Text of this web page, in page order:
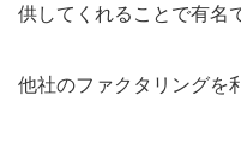
供してくれることで有名
他社のファクタリングを